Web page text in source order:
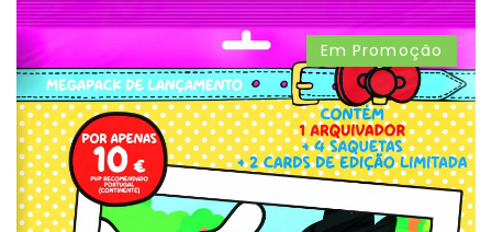
Em Promoção